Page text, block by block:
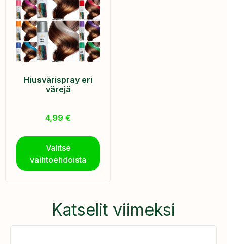
Hiusvärispray eri
värejä
4,99 €
Valitse
vaihtoehdoista
Katselit viimeksi